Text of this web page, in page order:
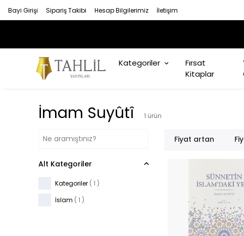
Bayi Girişi Sipariş Takibi Hesap Bilgilerimiz İletişim
Kategoriler
Fırsat
Kitaplar
İmam Suyûtî 1 ürün
Fiyat artan
Alt Kategoriler
Kategoriler ( 1 )
İslam ( 1 )